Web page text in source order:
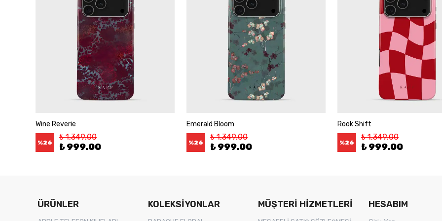
Wine Reverie
%26
₺ 1,349.00
₺ 999.00
Emerald Bloom
%26
₺ 1,349.00
₺ 999.00
Rook Shift
%26
₺ 1,349.00
₺ 999.00
ÜRÜNLER KOLEKSİYONLAR MÜŞTERİ HİZMETLERİ HESABIM